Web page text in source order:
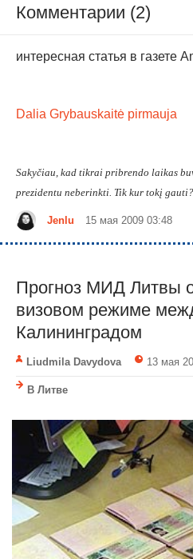
Комментарии (2)
интересная статья в газете
Dalia Grybauskaitė pirmauja
Sakyčiau, kad tikrai pribrendo laikas
prezidentu neberinkti. Tik kur tokį gauti?
Jenlu 15 мая 2009 03:48
Прогноз МИД Литвы
визовом режиме
Калининградом
Liudmila Davydova 13 мая
В Литве